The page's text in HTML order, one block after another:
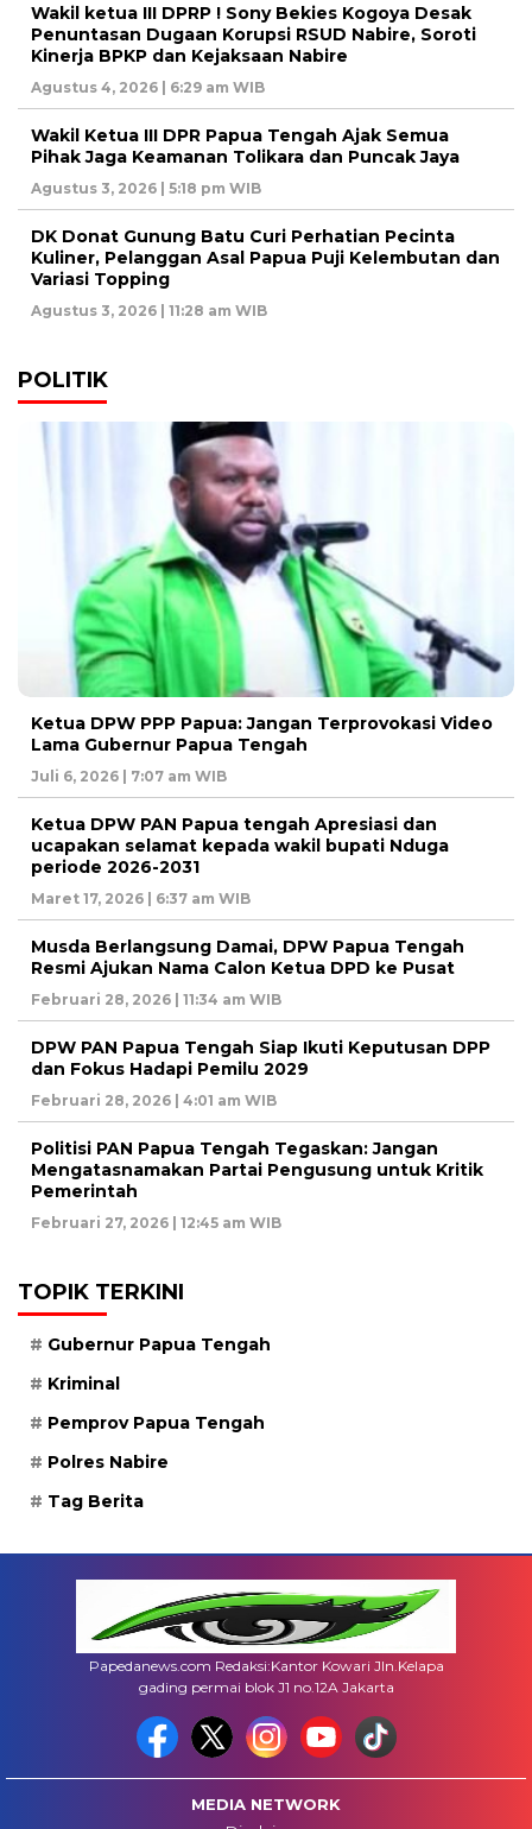
Wakil ketua III DPRP ! Sony Bekies Kogoya Desak
Penuntasan Dugaan Korupsi RSUD Nabire, Soroti
Kinerja BPKP dan Kejaksaan Nabire
Agustus 4, 2026 | 6:29 am WIB
Wakil Ketua III DPR Papua Tengah Ajak Semua
Pihak Jaga Keamanan Tolikara dan Puncak Jaya
Agustus 3, 2026 | 5:18 pm WIB
DK Donat Gunung Batu Curi Perhatian Pecinta
Kuliner, Pelanggan Asal Papua Puji Kelembutan dan
Variasi Topping
Agustus 3, 2026 | 11:28 am WIB
POLITIK
Ketua DPW PPP Papua: Jangan Terprovokasi Video
Lama Gubernur Papua Tengah
Juli 6, 2026 | 7:07 am WIB
Ketua DPW PAN Papua tengah Apresiasi dan
ucapakan selamat kepada wakil bupati Nduga
periode 2026-2031
Maret 17, 2026 | 6:37 am WIB
Musda Berlangsung Damai, DPW Papua Tengah
Resmi Ajukan Nama Calon Ketua DPD ke Pusat
Februari 28, 2026 | 11:34 am WIB
DPW PAN Papua Tengah Siap Ikuti Keputusan DPP
dan Fokus Hadapi Pemilu 2029
Februari 28, 2026 | 4:01 am WIB
Politisi PAN Papua Tengah Tegaskan: Jangan
Mengatasnamakan Partai Pengusung untuk Kritik
Pemerintah
Februari 27, 2026 | 12:45 am WIB
TOPIK TERKINI
Gubernur Papua Tengah
Kriminal
Pemprov Papua Tengah
Polres Nabire
Tag Berita
Papedanews.com Redaksi:Kantor Kowari Jln.Kelapa
gading permai blok J1 no.12A Jakarta
MEDIA NETWORK